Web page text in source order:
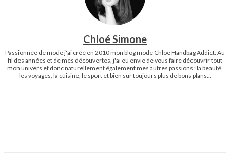
Chloé Simone
Passionnée de mode j'ai créé en 2010 mon blog mode Chloe Handbag Addict. Au
fil des années et de mes découvertes, j'ai eu envie de vous faire découvrir tout
mon univers et donc naturellement également mes autres passions : la beauté,
les voyages, la cuisine, le sport et bien sur toujours plus de bons plans...